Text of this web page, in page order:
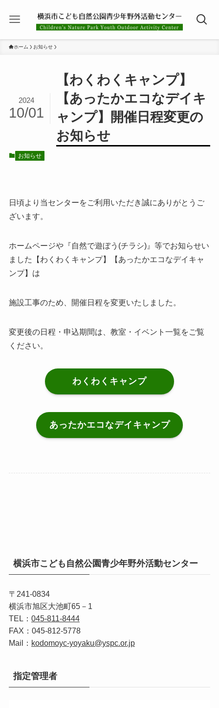
ホーム お知らせ
【わくわくキャンプ】
【あったかエコなデイキ
ャンプ】開催日程変更の
お知らせ
2024
10/01
お知らせ
日頃より当センターをご利用いただき誠にありがとうご
ざいます。
ホームページや『自然で遊ぼう(チラシ)』等でお知らせい
ました【わくわくキャンプ】【あったかエコなデイキャ
ンプ】は
施設工事のため、開催日程を変更いたしました。
変更後の日程・申込期間は、教室・イベント一覧をご覧
ください。
わくわくキャンプ
あったかエコなデイキャンプ
横浜市こども自然公園青少年野外活動センター
〒241-0834
横浜市旭区大池町65－1
TEL： 045‐811‐8444
FAX：045‐812‐5778
Mail： kodomoyc-yoyaku@yspc.or.jp
指定管理者